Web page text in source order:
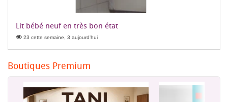
Lit bébé neuf en très bon état
23 cette semaine, 3 aujourd'hui
Boutiques Premium